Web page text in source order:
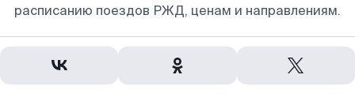
расписанию поездов РЖД, ценам и направлениям.